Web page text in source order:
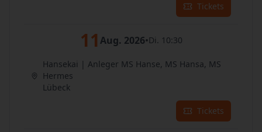
Tickets
11 Aug. 2026•Di. 10:30
Hansekai | Anleger MS Hanse, MS Hansa, MS
Hermes
Lübeck
Tickets